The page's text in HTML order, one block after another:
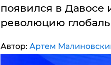
появился в Давосе
революцию
Автор: Артем